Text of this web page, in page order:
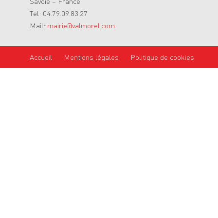
Tel: 04.79.09.83.27
Mail: mairie@valmorel.com
Accueil Mentions légales Politique de cookies